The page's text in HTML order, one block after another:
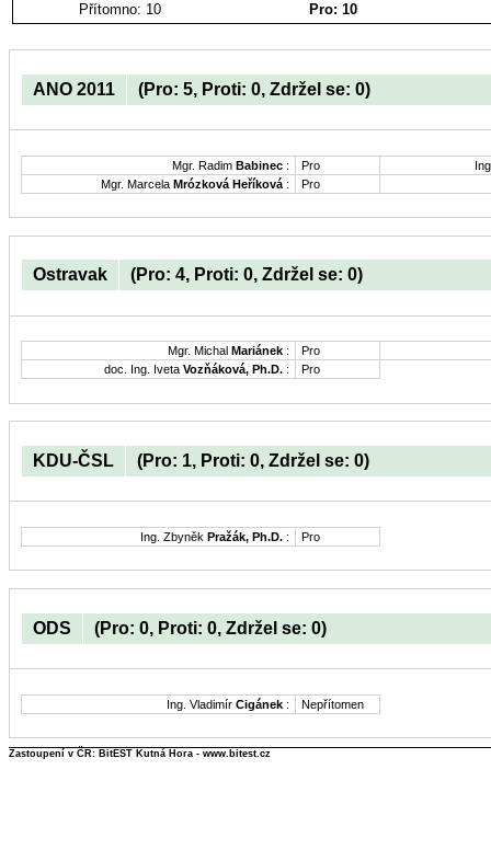
Přítomno: 10 Pro: 10
ANO 2011 (Pro: 5, Proti: 0, Zdržel se: 0)
Mgr. Radim Babinec : Pro
Mgr. Marcela Mrózková Heříková : Pro
Ostravak (Pro: 4, Proti: 0, Zdržel se: 0)
Mgr. Michal Mariánek :
Pro
doc. Ing. Iveta Vozňáková, Ph.D. : Pro
KDU-ČSL (Pro: 1, Proti: 0, Zdržel se: 0)
Ing. Zbyněk Pražák, Ph.D. : Pro
ODS (Pro: 0, Proti: 0, Zdržel se: 0)
Ing. Vladimír Cigánek : Nepřítomen
Zastoupení v ČR: BitEST Kutná Hora - www.bitest.cz